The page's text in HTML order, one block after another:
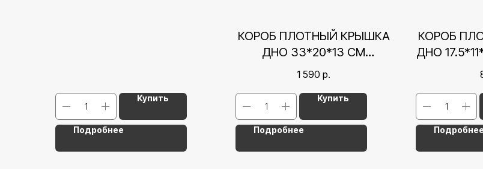
Купить
Подробнее
КОРОБ ПЛОТНЫЙ КРЫШКА
ДНО 33*20*13 СМ
СОБАЧКИ НА ПРАЗДНИКЕ
1 590 р.
Купить
Подробнее
КОРОБ
ДНО
НА
Подробнее